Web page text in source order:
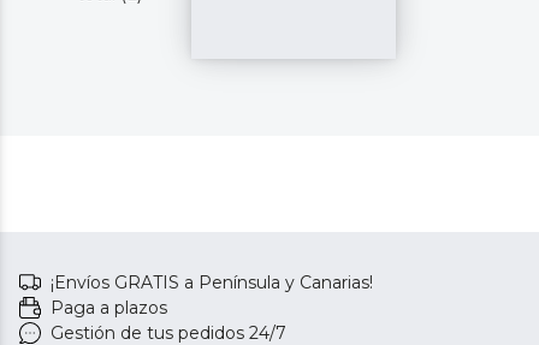
¡Envíos GRATIS a Península y Canarias!
Paga a plazos
Gestión de tus pedidos 24/7